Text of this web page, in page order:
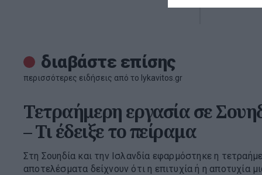
διαβάστε επίσης
περισσότερες ειδήσεις από το lykavitos.gr
Τετραήμερη εργασία σε
– Τι έδειξε το πείραμα
Στη Σουηδία και την Ισλανδία εφαρμόστηκε η
αποτελέσματα δείχνουν ότι η επιτυχία ή η αποτυχία